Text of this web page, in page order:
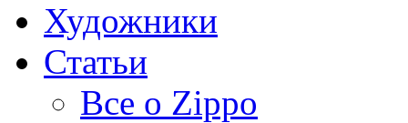
Художники
Статьи
Все о Zippo